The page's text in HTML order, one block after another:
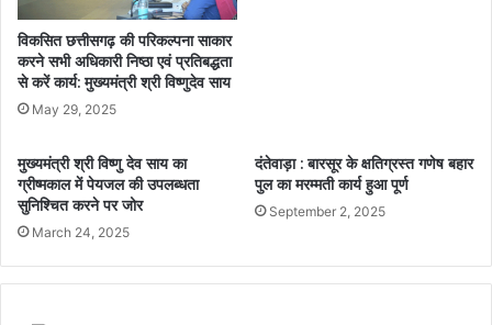
विकसित छत्तीसगढ़ की परिकल्पना साकार
करने सभी अधिकारी निष्ठा एवं प्रतिबद्धता
से करें कार्य: मुख्यमंत्री श्री विष्णुदेव साय
May 29, 2025
मुख्यमंत्री श्री विष्णु देव साय का
ग्रीष्मकाल में पेयजल की उपलब्धता
सुनिश्चित करने पर जोर
March 24, 2025
दंतेवाड़ा : बारसूर के क्षतिग्रस्त गणेष बहार
पुल का मरम्मती कार्य हुआ पूर्ण
September 2, 2025